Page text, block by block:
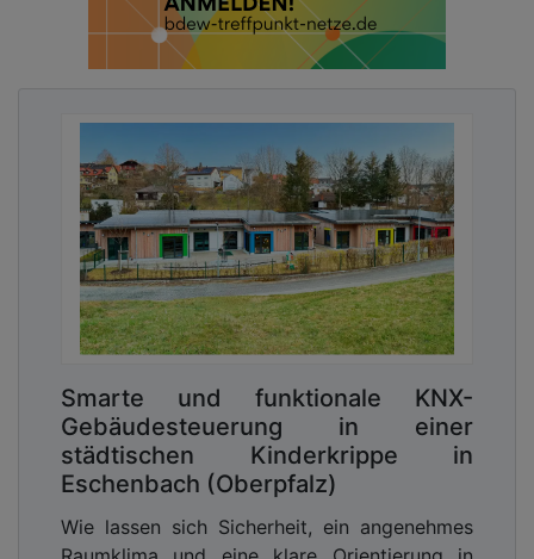
Smarte und funktionale KNX-
Gebäudesteuerung in einer
städtischen Kinderkrippe in
Eschenbach (Oberpfalz)
Wie lassen sich Sicherheit, ein angenehmes